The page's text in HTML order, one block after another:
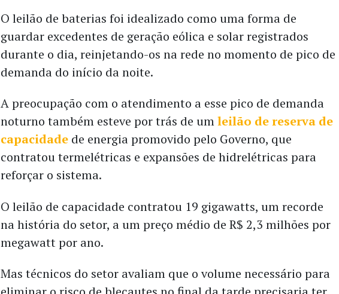
O leilão de baterias foi idealizado como uma forma de
guardar excedentes de geração eólica e solar registrados
durante o dia, reinjetando-os na rede no momento de pico de
demanda do início da noite.
A preocupação com o atendimento a esse pico de demanda
noturno também esteve por trás de umleilão de reserva de
capacidade de energia promovido pelo Governo, que
contratou termelétricas e expansões de hidrelétricas para
reforçar o sistema.
O leilão de capacidade contratou 19 gigawatts, um recorde
na história do setor, a um preço médio de R$ 2,3 milhões por
megawatt por ano.
Mas técnicos do setor avaliam que o volume necessário para